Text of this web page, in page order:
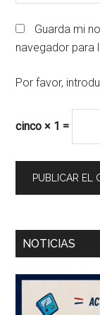
Guarda mi
navegador para
Por favor,
cinco × 1 =
Barra
NOTICIAS